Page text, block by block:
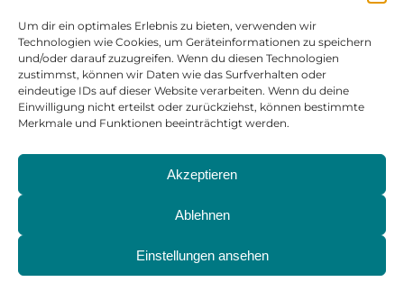
Um dir ein optimales Erlebnis zu bieten, verwenden wir
Technologien wie Cookies, um Geräteinformationen zu speichern
und/oder darauf zuzugreifen. Wenn du diesen Technologien
zustimmst, können wir Daten wie das Surfverhalten oder
eindeutige IDs auf dieser Website verarbeiten. Wenn du deine
Einwilligung nicht erteilst oder zurückziehst, können bestimmte
Merkmale und Funktionen beeinträchtigt werden.
Akzeptieren
Ablehnen
Einstellungen ansehen
Kontakt & Termine
Angebot & Preise
Probetraining
VITURA - Personal Training 1010 Wien